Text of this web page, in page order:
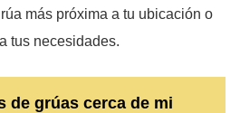
más próxima a tu ubicación o
tus necesidades.
de grúas cerca de mi